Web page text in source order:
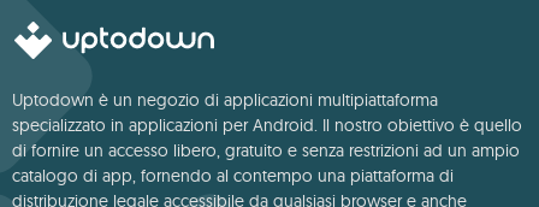
Uptodown è un negozio di applicazioni multipiattaforma
specializzato in applicazioni per Android. Il nostro obiettivo è quello
di fornire un accesso libero, gratuito e senza restrizioni ad un ampio
catalogo di app, fornendo al contempo una piattaforma di
distribuzione legale accessibile da qualsiasi browser e anche